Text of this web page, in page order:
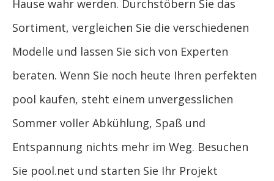
Hause wahr werden. Durchstöbern Sie das
Sortiment, vergleichen Sie die verschiedenen
Modelle und lassen Sie sich von Experten
beraten. Wenn Sie noch heute Ihren perfekten
pool kaufen, steht einem unvergesslichen
Sommer voller Abkühlung, Spaß und
Entspannung nichts mehr im Weg. Besuchen
Sie pool.net und starten Sie Ihr Projekt